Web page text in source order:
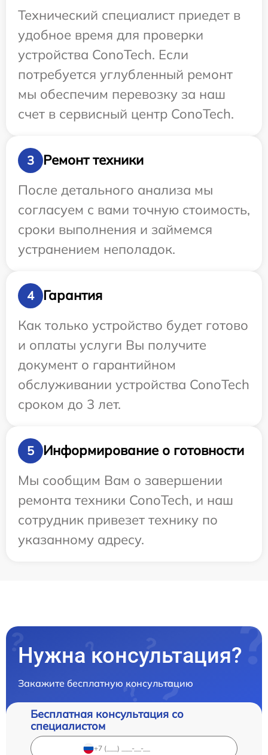
Технический специалист приедет в
удобное время для проверки
устройства ConoTech. Если
потребуется углубленный ремонт
мы обеспечим перевозку за наш
счет в сервисный центр ConoTech.
3
Ремонт техники
После детального анализа мы
согласуем с вами точную стоимость,
сроки выполнения и займемся
устранением неполадок.
4
Гарантия
Как только устройство будет готово
и оплаты услуги Вы получите
документ о гарантийном
обслуживании устройства ConoTech
сроком до 3 лет.
5
Информирование о готовности
Мы сообщим Вам о завершении
ремонта техники ConoTech, и наш
сотрудник привезет технику по
указанному адресу.
Нужна консультация?
Закажите бесплатную консультацию
Бесплатная консультация со
специалистом